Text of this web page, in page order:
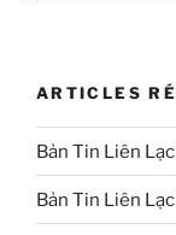
ARTICLES
Bản Tin Liên
Bản Tin Liên